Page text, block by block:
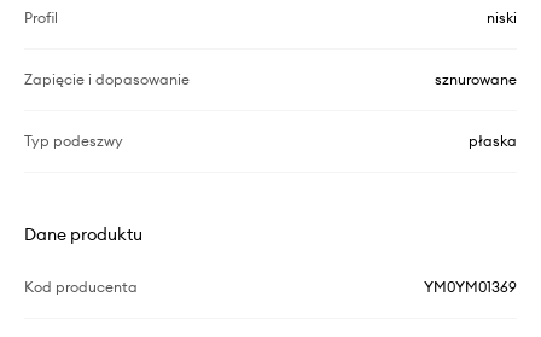
Profil niski
Zapięcie i dopasowanie sznurowane
Typ podeszwy płaska
Dane produktu
Kod producenta YM0YM01369